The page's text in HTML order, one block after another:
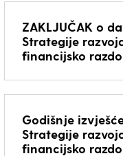
ZAKLJUČAK o
Strategije
financijsko
Godišnje
Strategije
financijsko